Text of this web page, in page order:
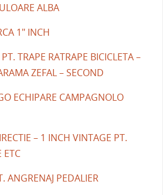
ALBA
1" INCH
TRAPE RATRAPE BICICLETA –
ZEFAL – SECOND
ECHIPARE CAMPAGNOLO
– 1 INCH VINTAGE PT.
ETC
ANGRENAJ PEDALIER